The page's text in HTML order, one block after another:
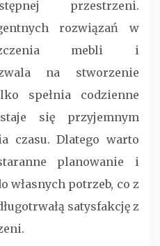
przestrzeni.
rozwiązań w
mebli i
na stworzenie
spełnia codzienne
się przyjemnym
czasu. Dlatego warto
planowanie i
własnych potrzeb, co z
satysfakcję z